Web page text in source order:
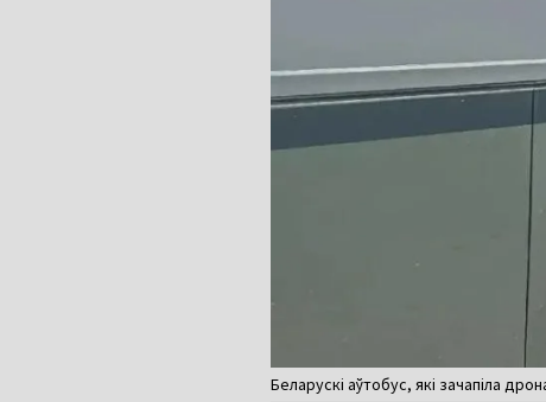
Беларускі аўтобус, які зачапіла